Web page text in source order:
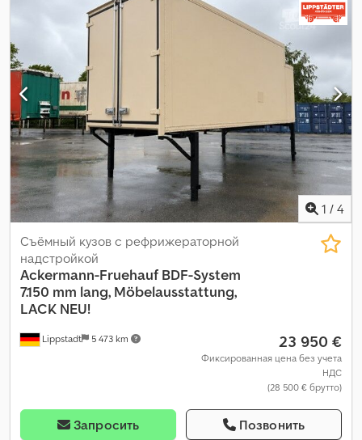
1 / 4
Lippstadt 5 473 km
Съёмный кузов с рефрижераторной
надстройкой
Ackermann-Fruehauf BDF-System
7.150 mm lang, Möbelausstattung,
LACK NEU!
23 950 €
Фиксированная цена без учета
НДС
(28 500 € брутто)
Запросить Позвонить